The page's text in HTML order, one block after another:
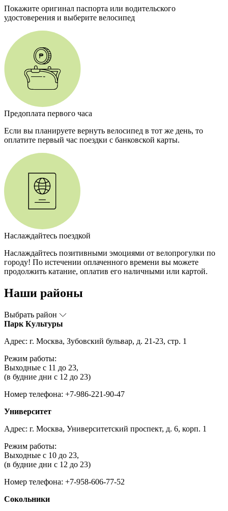
Покажите оригинал паспорта или водительского
удостоверения и выберите велосипед
Предоплата первого часа
Если вы планируете вернуть велосипед в тот же день, то
оплатите первый час поездки с банковской карты.
Наслаждайтесь поездкой
Наслаждайтесь позитивными эмоциями от велопрогулки по
городу! По истечении оплаченного времени вы можете
продолжить катание, оплатив его наличными или картой.
Наши районы
Выбрать район
Парк Культуры
Адрес: г. Москва, Зубовский бульвар, д. 21-23, стр. 1
Режим работы:
Выходные с 11 до 23,
(в будние дни с 12 до 23)
Номер телефона: +7-986-221-90-47
Университет
Адрес: г. Москва, Университетский проспект, д. 6, корп. 1
Режим работы:
Выходные с 10 до 23,
(в будние дни с 12 до 23)
Номер телефона: +7-958-606-77-52
Сокольники